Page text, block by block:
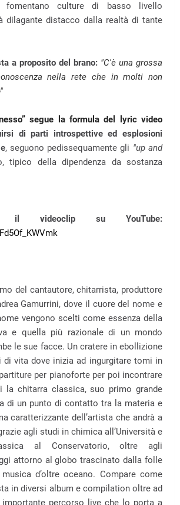
fomentano culture di basso livello
dilagante distacco dalla realtà di tante
a proposito del brano: "C'è una grossa
nella rete che in molti non
segue la formula del lyric video
di parti introspettive ed esplosioni
, seguono pedissequamente gli "up and
tipico della dipendenza da sostanza
il videoclip su YouTube:
del cantautore, chitarrista, produttore
Gamurrini, dove il cuore del nome e
vengono scelti come essenza della
e quella più razionale di un mondo
le sue facce. Un cratere in ebollizione
di vita dove inizia ad ingurgitare tomi in
per pianoforte per poi incontrare
la chitarra classica, suo primo grande
di un punto di contatto tra la materia e
caratterizzante dell’artista che andrà a
agli studi in chimica all’Università e
al Conservatorio, oltre agli
attorno al globo trascinato dalla folle
d’oltre oceano. Compare come
in diversi album e compilation oltre ad
importante percorso live che lo porta a